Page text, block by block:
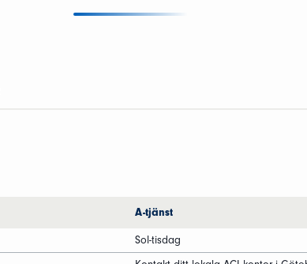
A-tjänst
Sol-tisdag